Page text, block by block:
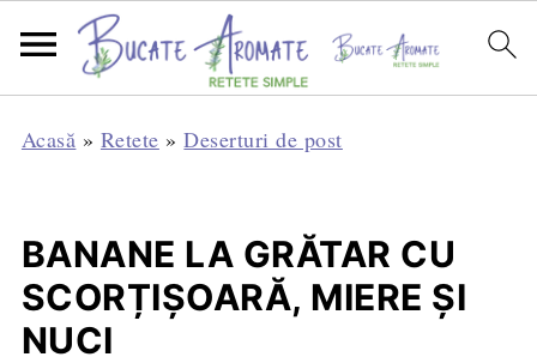
Acasă » Retete »Deserturi de post
BANANE LA GRĂTAR CU
SCORȚIȘOARĂ, MIERE ȘI
NUCI